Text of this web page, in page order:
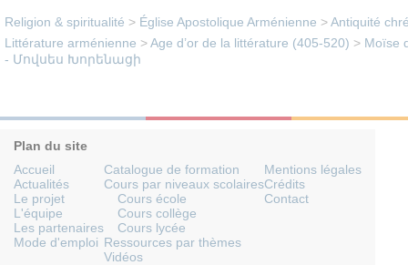
Religion & spiritualité > Église Apostolique Arménienne >Antiquité
Littérature arménienne >Age d’or de la littérature (405-520) > Moïse
- Մովսես Խորենացի
Plan du site
Accueil
Actualités
Le projet
L'équipe
Les partenaires
Mode d'emploi
Catalogue de formation
Cours par niveaux scolaires
Cours école
Cours collège
Cours lycée
Ressources par thèmes
Vidéos
Mentions légales
Crédits
Contact